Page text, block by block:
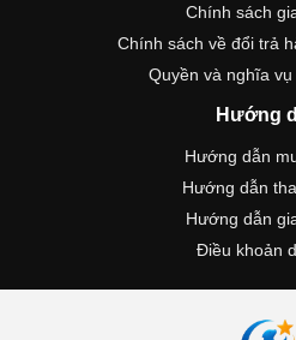
Chính sách
Chính sách về đổi trả
Quyền và nghĩa
Hướng
Hướng dẫn
Hướng dẫn
Hướng dẫn
Điều khoản